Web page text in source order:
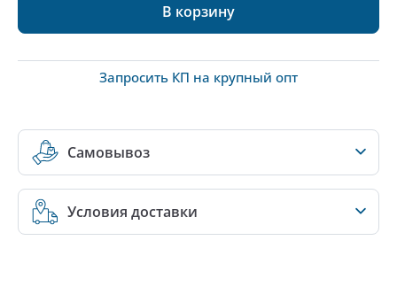
В корзину
Запросить КП на крупный опт
Самовывоз
Условия доставки